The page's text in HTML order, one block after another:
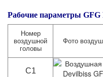
Рабочие параметры GFG
Номер
воздушной
головы
Фото
C1